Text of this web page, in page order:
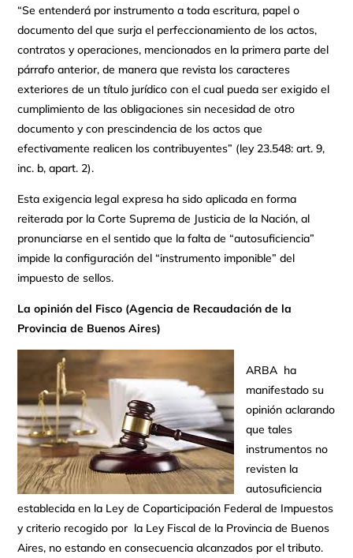
“Se entenderá por instrumento a toda escritura, papel o
documento del que surja el perfeccionamiento de los actos,
contratos y operaciones, mencionados en la primera parte del
párrafo anterior, de manera que revista los caracteres
exteriores de un título jurídico con el cual pueda ser exigido el
cumplimiento de las obligaciones sin necesidad de otro
documento y con prescindencia de los actos que
efectivamente realicen los contribuyentes” (ley 23.548: art. 9,
inc. b, apart. 2).
Esta exigencia legal expresa ha sido aplicada en forma
reiterada por la Corte Suprema de Justicia de la Nación, al
pronunciarse en el sentido que la falta de “autosuficiencia”
impide la configuración del “instrumento imponible” del
impuesto de sellos.
La opinión del Fisco (Agencia de Recaudación de la
Provincia de Buenos Aires)
ARBA ha
manifestado su
opinión aclarando
que tales
instrumentos no
revisten la
autosuficiencia
establecida en la Ley de Coparticipación Federal de Impuestos
y criterio recogido por la Ley Fiscal de la Provincia de Buenos
Aires, no estando en consecuencia alcanzados por el tributo.